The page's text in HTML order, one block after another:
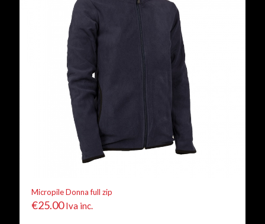
Micropile Donna full zip
€25.00 Iva inc.